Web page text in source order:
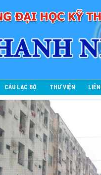
CÂU LẠC BỘ THƯ VIỆN